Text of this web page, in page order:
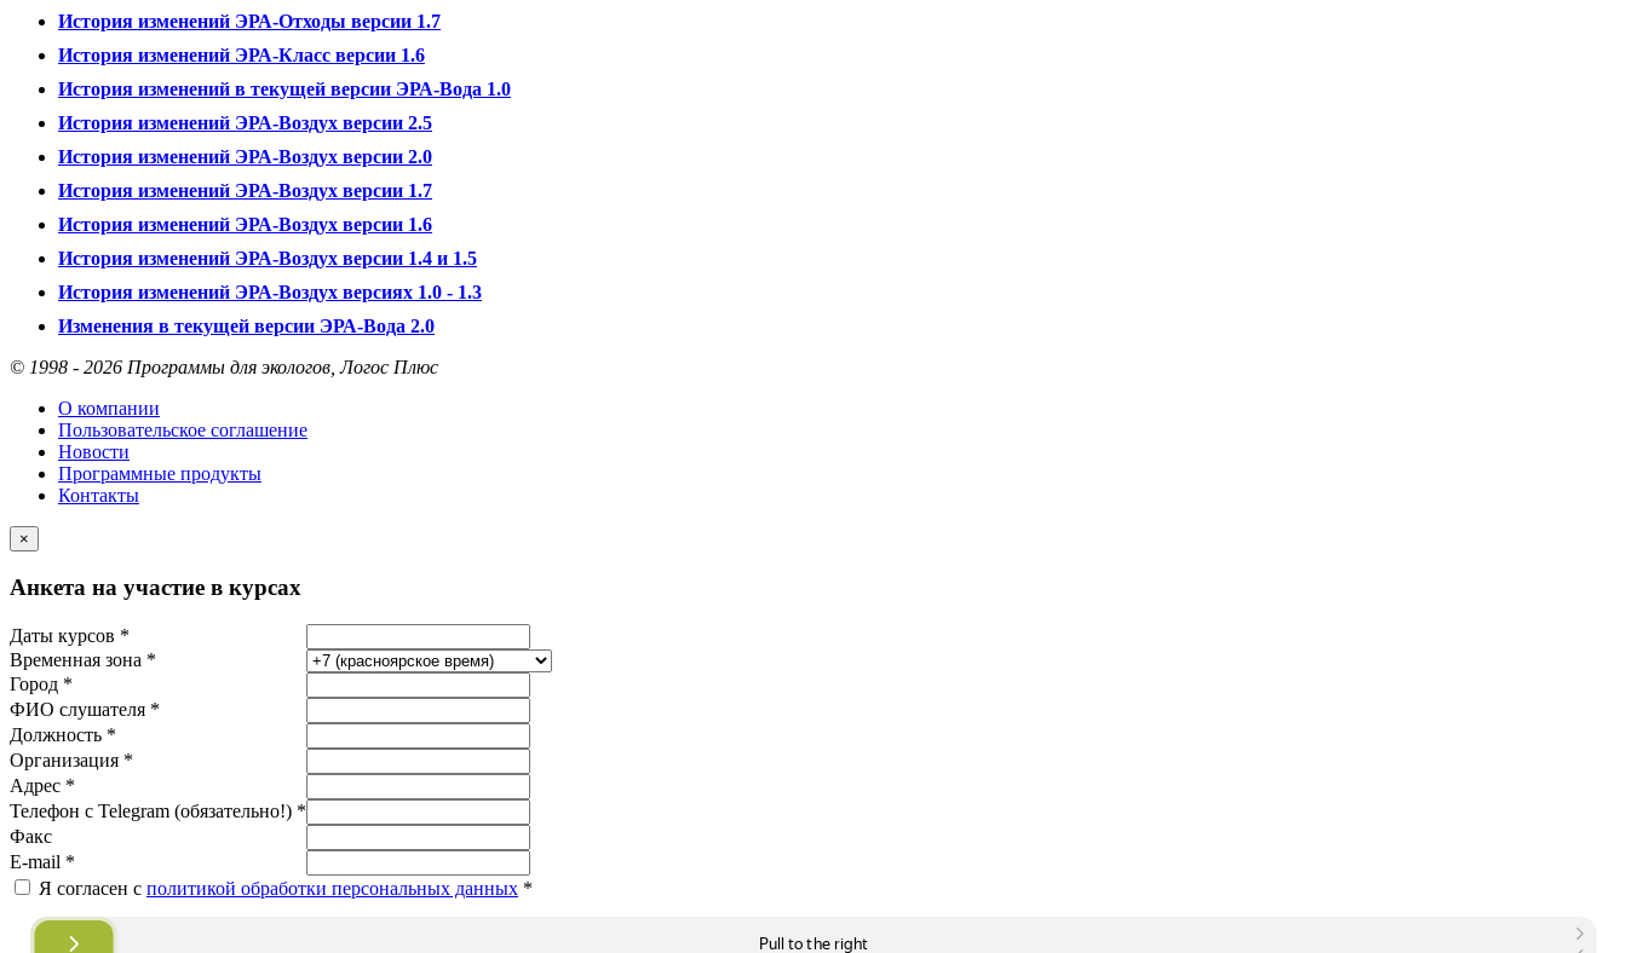
История изменений ЭРА-Отходы версии 1.7
История изменений ЭРА-Класс версии 1.6
История изменений в текущей версии ЭРА-Вода 1.0
История изменений ЭРА-Воздух версии 2.5
История изменений ЭРА-Воздух версии 2.0
История изменений ЭРА-Воздух версии 1.7
История изменений ЭРА-Воздух версии 1.6
История изменений ЭРА-Воздух версии 1.4 и 1.5
История изменений ЭРА-Воздух версиях 1.0 - 1.3
Изменения в текущей версии ЭРА-Вода 2.0
© 1998 - 2026 Программы для экологов, Логос Плюс
О компании
Пользовательское соглашение
Новости
Программные продукты
Контакты
×
Анкета на участие в курсах
Даты курсов *
Временная зона *
Город *
ФИО слушателя *
Должность *
Организация *
Адрес *
Телефон с Telegram (обязательно!) *
Факс
E-mail *
Я согласен с политикой обработки персональных данных *